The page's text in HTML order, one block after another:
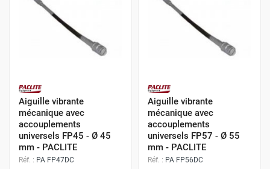
Aiguille vibrante
mécanique avec
accouplements
universels FP45 - Ø 45
mm - PACLITE
Réf. : PA FP47DC
Aiguille vibrante
mécanique avec
accouplements
universels FP57 - Ø 55
mm - PACLITE
Réf. : PA FP56DC